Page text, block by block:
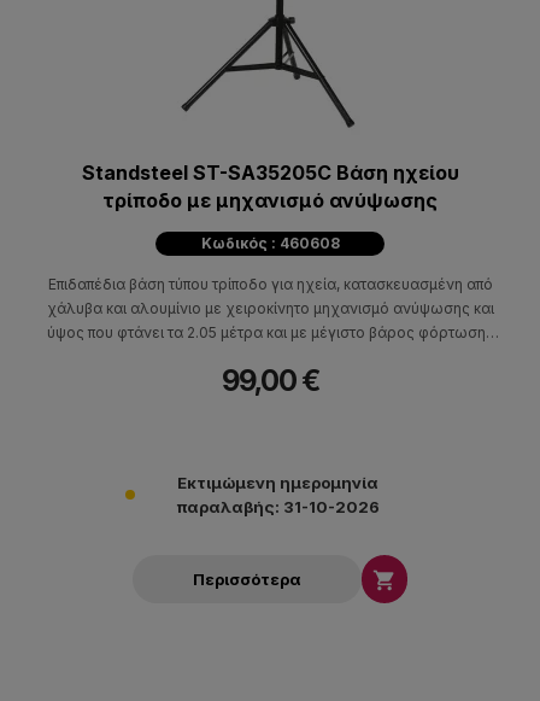
Standsteel ST-SA35205C Βάση ηχείου
τρίποδο με μηχανισμό ανύψωσης
Κωδικός : 460608
Επιδαπέδια βάση τύπου τρίποδο για ηχεία, κατασκευασμένη από
χάλυβα και αλουμίνιο με χειροκίνητο μηχανισμό ανύψωσης και
ύψος που φτάνει τα 2.05 μέτρα και με μέγιστο βάρος φόρτωσης
99,00 €
Εκτιμώμενη ημερομηνία
παραλαβής: 31-10-2026
Περισσότερα 